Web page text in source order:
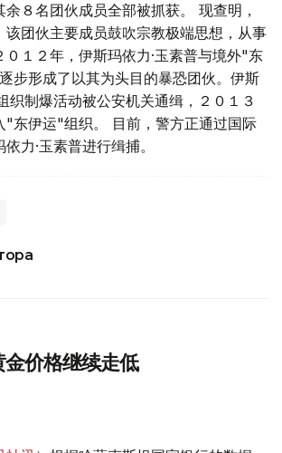
８名团伙成员全部被抓获。 现查明，
该团伙主要成员鼓吹宗教极端思想，从事
０１２年，伊斯玛依力·玉素普与境外"东
步形成了以其为头目的暴恐团伙。伊斯
织制爆活动被公安机关通缉，２０１３
"东伊运"组织。 目前，警方正通过国际
力·玉素普进行缉捕。
价格继续走低